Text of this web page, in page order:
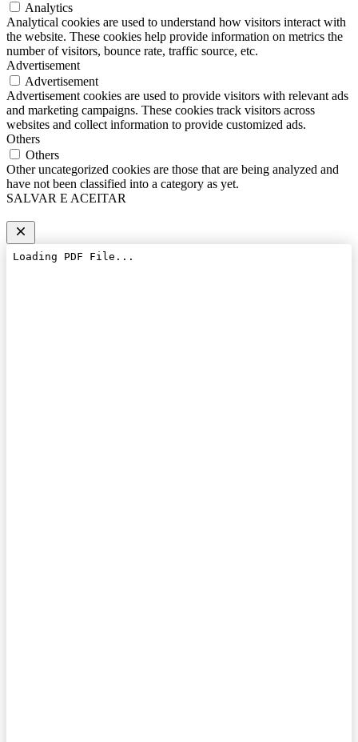
Analytics
Analytical cookies are used to understand how visitors interact with
the website. These cookies help provide information on metrics the
number of visitors, bounce rate, traffic source, etc.
Advertisement
Advertisement
Advertisement cookies are used to provide visitors with relevant ads
and marketing campaigns. These cookies track visitors across
websites and collect information to provide customized ads.
Others
Others
Other uncategorized cookies are those that are being analyzed and
have not been classified into a category as yet.
SALVAR E ACEITAR